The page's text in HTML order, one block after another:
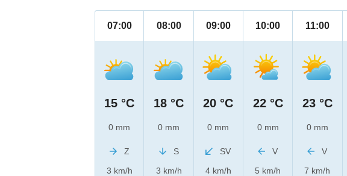
07:00
15 °C
0 mm
Z
3 km/h
08:00
18 °C
0 mm
S
3 km/h
09:00
20 °C
0 mm
SV
4 km/h
10:00
22 °C
0 mm
V
5 km/h
11:00
23 °C
0 mm
V
7 km/h